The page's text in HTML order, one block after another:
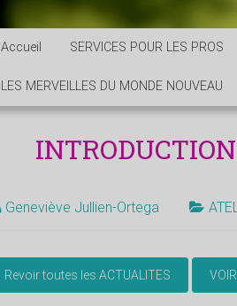
Accueil SERVICES POUR LES PROS
LES MERVEILLES DU MONDE NOUVEAU
Geneviève Jullien-Ortega